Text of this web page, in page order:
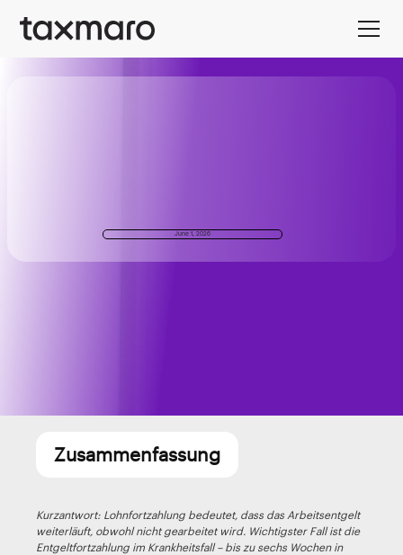
June 1, 2026
Zusammenfassung
Kurzantwort: Lohnfortzahlung bedeutet, dass das Arbeitsentgelt
weiterläuft, obwohl nicht gearbeitet wird. Wichtigster Fall ist die
Entgeltfortzahlung im Krankheitsfall – bis zu sechs Wochen in